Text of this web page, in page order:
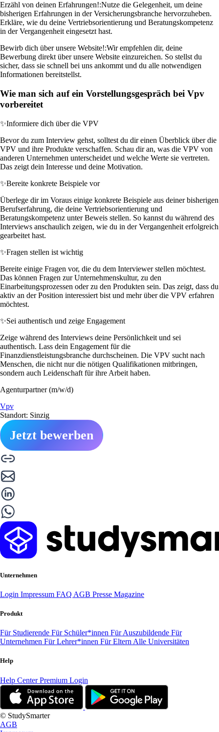
Erzähl von deinen Erfahrungen!:Nutze die Gelegenheit, um deine
bisherigen Erfahrungen in der Versicherungsbranche hervorzuheben.
Erkläre, wie du deine Vertriebsorientierung und Beratungskompetenz
in der Vergangenheit eingesetzt hast.
Bewirb dich über unsere Website!:Wir empfehlen dir, deine
Bewerbung direkt über unsere Website einzureichen. So stellst du
sicher, dass sie schnell bei uns ankommt und du alle notwendigen
Informationen bereitstellst.
Wie man sich auf ein Vorstellungsgespräch bei Vpv
vorbereitet
✨Informiere dich über die VPV
Bevor du zum Interview gehst, solltest du dir einen Überblick über die
VPV und ihre Produkte verschaffen. Schau dir an, was die VPV von
anderen Unternehmen unterscheidet und welche Werte sie vertreten.
Das zeigt dein Interesse und deine Motivation.
✨Bereite konkrete Beispiele vor
Überlege dir im Voraus einige konkrete Beispiele aus deiner bisherigen
Berufserfahrung, die deine Vertriebsorientierung und
Beratungskompetenz unter Beweis stellen. So kannst du während des
Interviews anschaulich zeigen, wie du in der Vergangenheit erfolgreich
gearbeitet hast.
✨Fragen stellen ist wichtig
Bereite einige Fragen vor, die du dem Interviewer stellen möchtest.
Das können Fragen zur Unternehmenskultur, zu den
Einarbeitungsprozessen oder zu den Produkten sein. Das zeigt, dass du
aktiv an der Position interessiert bist und mehr über die VPV erfahren
möchtest.
✨Sei authentisch und zeige Engagement
Zeige während des Interviews deine Persönlichkeit und sei
authentisch. Lass dein Engagement für die
Finanzdienstleistungsbranche durchscheinen. Die VPV sucht nach
Menschen, die nicht nur die nötigen Qualifikationen mitbringen,
sondern auch Leidenschaft für ihre Arbeit haben.
Agenturpartner (m/w/d)
Vpv
Standort: Sinzig
Jetzt bewerben
Unternehmen
Login Impressum FAQ AGB Presse Magazine
Produkt
Für Studierende Für Schüler*innen Für Auszubildende Für
Unternehmen Für Lehrer*innen Für Eltern Alle Universitäten
Help
Help CenterPremium Login
© StudySmarter
AGB